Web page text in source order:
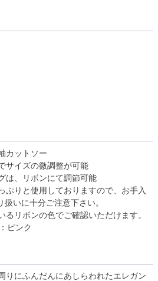
カットソー
サイズの微調整が可能
は、リボンにて調節可能
ぷりと使用しておりますので、お手入
いに十分ご注意下さい。
るリボンの色でご確認いただけます。
ピンク
りにふんだんにあしらわれたエレガン